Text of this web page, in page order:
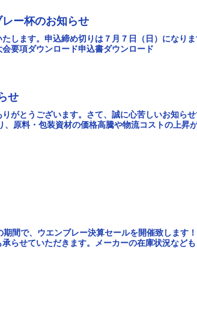
レー杯のお知らせ
します。申込締め切りは７月７日（日）になり
要項ダウンロード申込書ダウンロード
せ
がとうございます。さて、誠に心苦しいお知ら
原料・包装資材の価格高騰や物流コストの上昇
間で、ウエンブレー決算セールを開催致します
らせていただきます。メーカーの在庫状況など